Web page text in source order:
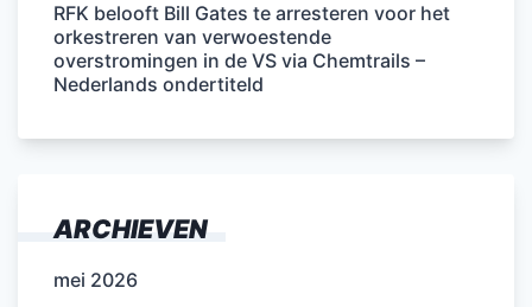
RFK belooft Bill Gates te arresteren voor het
orkestreren van verwoestende
overstromingen in de VS via Chemtrails –
Nederlands ondertiteld
ARCHIEVEN
mei 2026